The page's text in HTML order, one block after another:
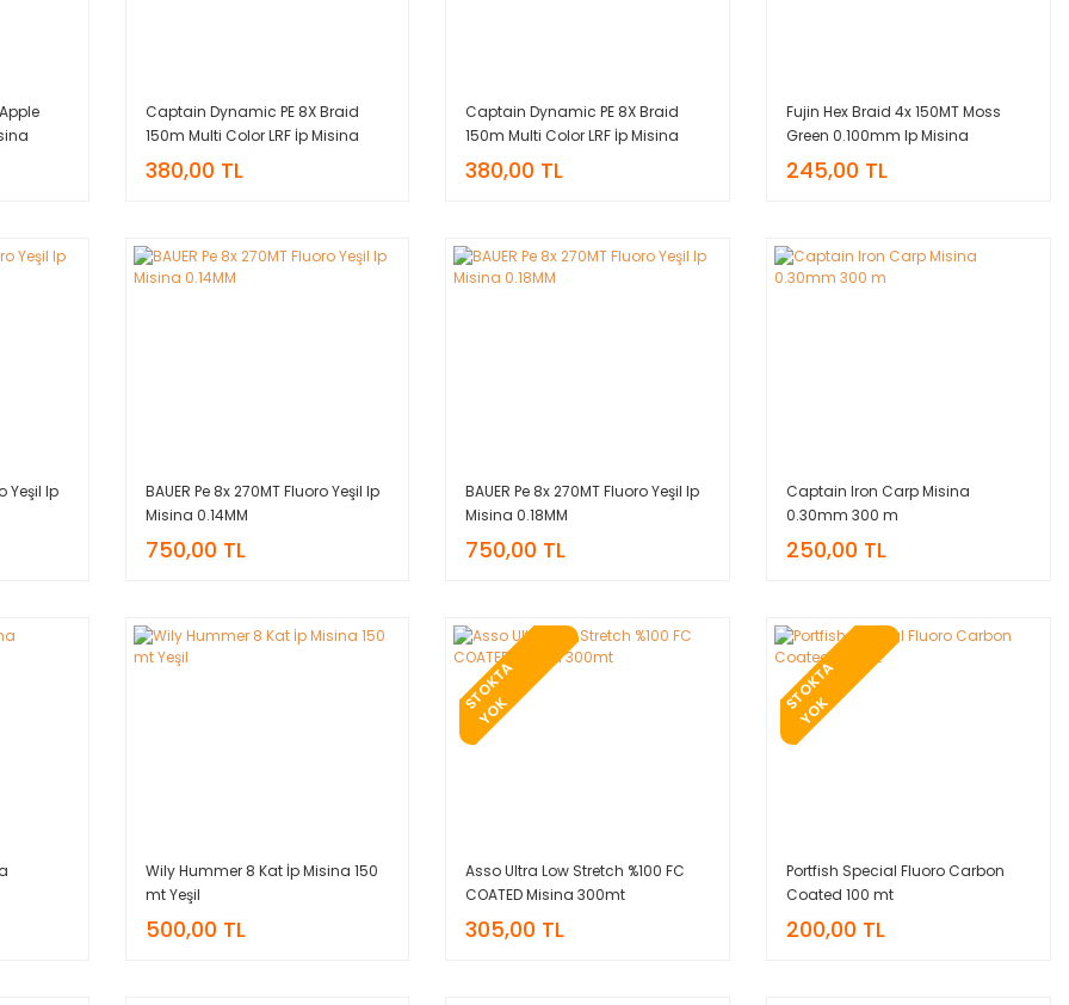
Captain Dynamic PE 8X Braid
150m Multi Color LRF İp Misina
0.14mm
380,00 TL
Captain Dynamic PE 8X Braid
150m Multi Color LRF İp Misina
0.16mm
380,00 TL
Fujin Hex Braid 4x 150MT Moss
Green 0.100mm Ip Misina
245,00 TL
Yeşil Ip
BAUER Pe 8x 270MT Fluoro Yeşil Ip
Misina 0.14MM
750,00 TL
BAUER Pe 8x 270MT Fluoro Yeşil Ip
Misina 0.18MM
750,00 TL
Captain Iron Carp Misina
0.30mm 300 m
250,00 TL
Wily Hummer 8 Kat İp Misina 150
mt Yeşil
500,00 TL
S
T
O
K
T
A
Y
O
K
Asso Ultra Low Stretch %100 FC
COATED Misina 300mt
305,00 TL
S
T
O
K
T
A
Y
O
K
Portfish Special Fluoro Carbon
Coated 100 mt
200,00 TL